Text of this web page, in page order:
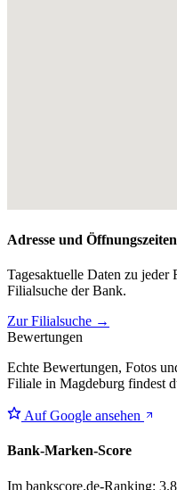
Adresse und Öffnungszeiten
Tagesaktuelle Daten zu
Filialsuche der Bank.
Zur Filialsuche →
Bewertungen
Echte Bewertungen, Fotos
Filiale in Magdeburg findest
Auf Google ansehen
Bank-Marken-Score
Im bankscore.de-Ranking: